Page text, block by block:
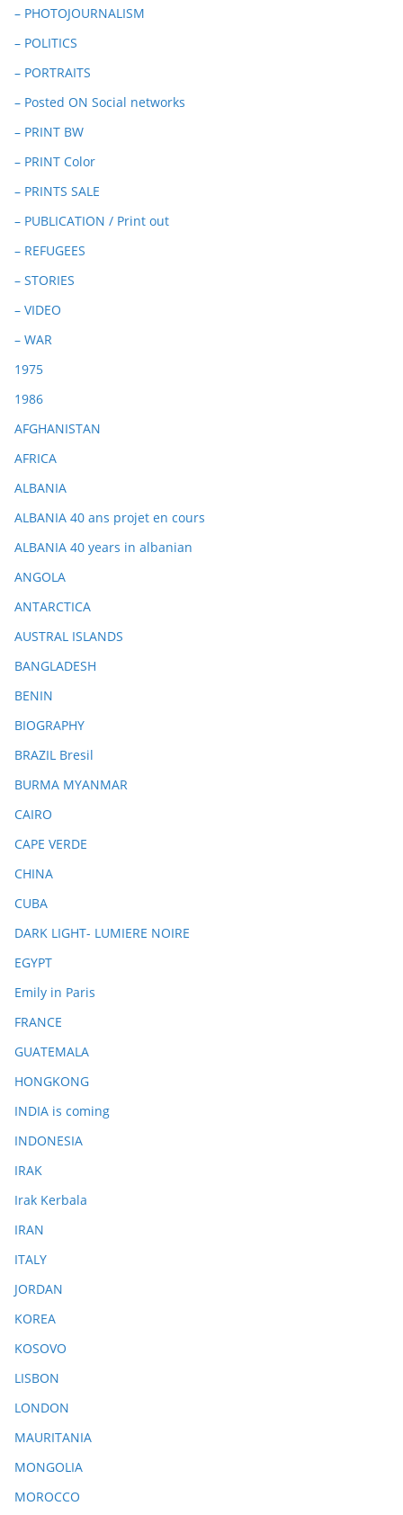
– PHOTOJOURNALISM
– POLITICS
– PORTRAITS
– Posted ON Social networks
– PRINT BW
– PRINT Color
– PRINTS SALE
– PUBLICATION / Print out
– REFUGEES
– STORIES
– VIDEO
– WAR
1975
1986
AFGHANISTAN
AFRICA
ALBANIA
ALBANIA 40 ans projet en cours
ALBANIA 40 years in albanian
ANGOLA
ANTARCTICA
AUSTRAL ISLANDS
BANGLADESH
BENIN
BIOGRAPHY
BRAZIL Bresil
BURMA MYANMAR
CAIRO
CAPE VERDE
CHINA
CUBA
DARK LIGHT- LUMIERE NOIRE
EGYPT
Emily in Paris
FRANCE
GUATEMALA
HONGKONG
INDIA is coming
INDONESIA
IRAK
Irak Kerbala
IRAN
ITALY
JORDAN
KOREA
KOSOVO
LISBON
LONDON
MAURITANIA
MONGOLIA
MOROCCO